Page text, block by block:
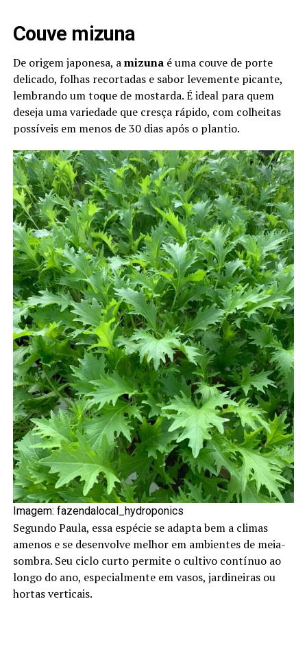
Couve mizuna
De origem japonesa, amizunaé uma couve de porte
delicado, folhas recortadas e sabor levemente picante,
lembrando um toque de mostarda. É ideal para quem
deseja uma variedade que cresça rápido, com colheitas
possíveis em menos de 30 dias após o plantio.
Imagem: fazendalocal_hydroponics
Segundo Paula, essa espécie se adapta bem a climas
amenos e se desenvolve melhor em ambientes de meia-
sombra. Seu ciclo curto permite o cultivo contínuo ao
longo do ano, especialmente em vasos, jardineiras ou
hortas verticais.